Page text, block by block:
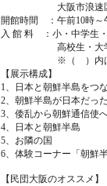
大阪市浪速区浪
開館時間 ：午前10時～
入 館 料 ：小・中学生
高校生・大学生
※（ ）内は有料入
【展示構成】
1、日本と朝鮮半島をつ
2、朝鮮半島が日本だ
3、倭乱から朝鮮通
4、日本と朝鮮半
5、お隣の国 ～
6、体験コーナー「朝鮮
【民団大阪のオススメ】